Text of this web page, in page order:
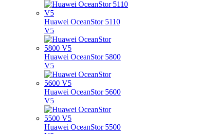
Huawei OceanStor 5110
V5
Huawei OceanStor 5800
V5
Huawei OceanStor 5600
V5
Huawei OceanStor 5500